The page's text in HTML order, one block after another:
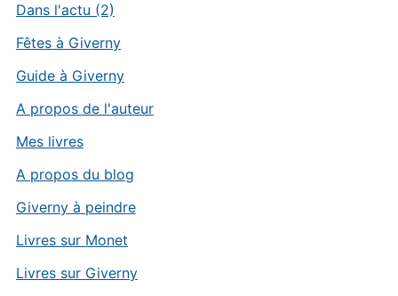
Dans l'actu (2)
Fêtes à Giverny
Guide à Giverny
A propos de l'auteur
Mes livres
A propos du blog
Giverny à peindre
Livres sur Monet
Livres sur Giverny